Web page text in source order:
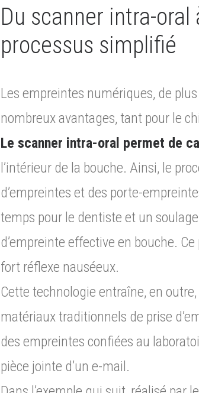
Du scanner intra-
processus simplifié
Les empreintes numériques, de
nombreux avantages, tant pour le
Le scanner intra-oral permet de
l’intérieur de la bouche. Ainsi, le
d’empreintes et des porte-
temps pour le dentiste et un
d’empreinte effective en bouche.
fort réflexe nauséeux.
Cette technologie entraîne, en
matériaux traditionnels de prise
des empreintes confiées au
pièce jointe d’un e-mail.